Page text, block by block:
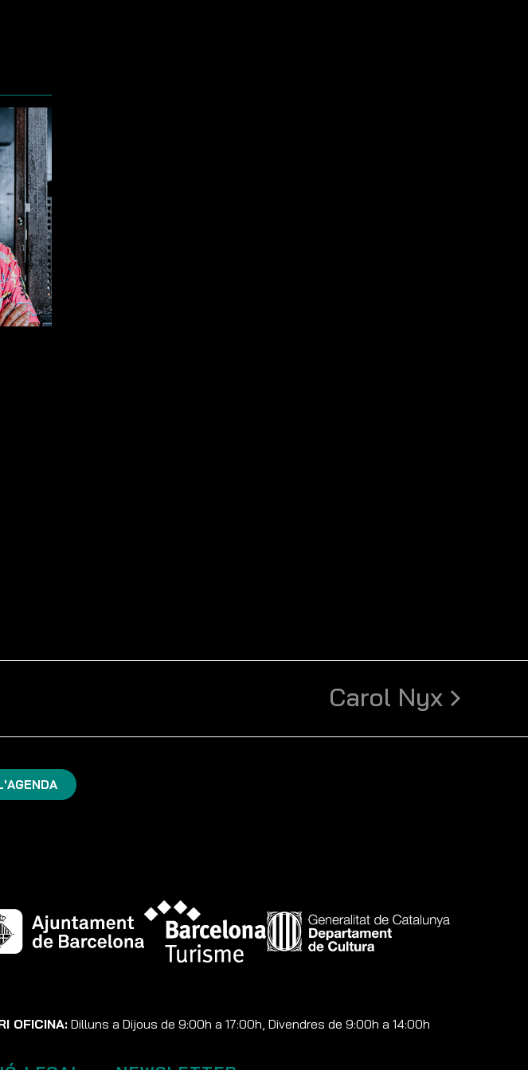
Carol Nyx
OFICINA:Dilluns a Dijous de 9:00h a 17:00h, Divendres de 9:00h a 14:00h